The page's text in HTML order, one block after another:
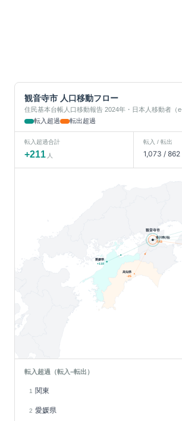
観音寺市 人口移動フロー
住民基本台帳人口移動報告 2024年・日本人移動者（e-
転入超過
転出超過
転入超過合計
+211 人
転入 / 転出
1,073 / 862
愛媛県
+118
高知県
-25
香川県(他)
-143
観音寺市
転入超過（転入−転出）
1 関東
2 愛媛県